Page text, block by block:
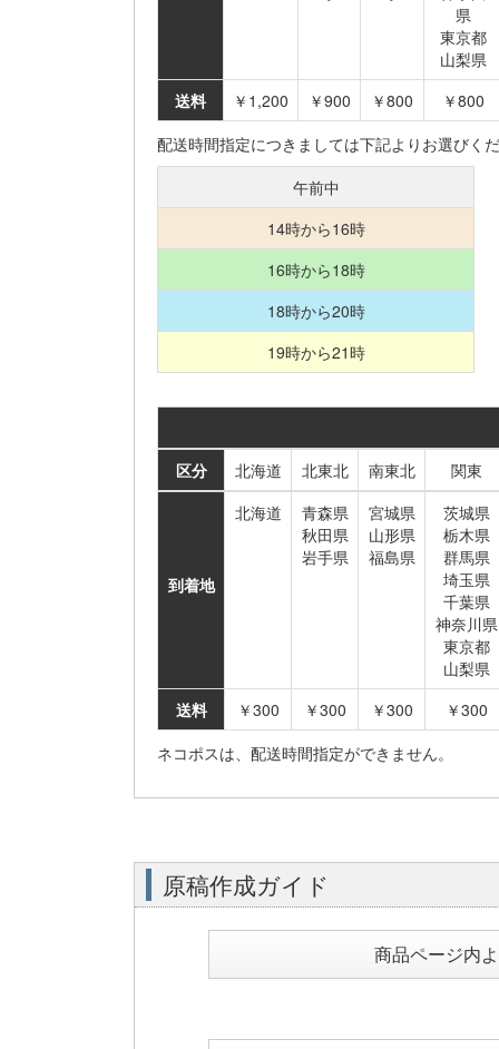
県
東京都
山梨県
送料
￥1,200 ￥900 ￥800
￥800
配送時間指定につきましては下記よりお選びく
午前中
14時から16時
16時から18時
18時から20時
19時から21時
区分 北海道 北東北 南東北 関東
到着地
北海道
青森県
秋田県
岩手県
宮城県
山形県
福島県
茨城県
栃木県
群馬県
埼玉県
千葉県
神奈川県
東京都
山梨県
送料
￥300 ￥300 ￥300
￥300
ネコポスは、配送時間指定ができません。
原稿作成ガイド
商品ページ内